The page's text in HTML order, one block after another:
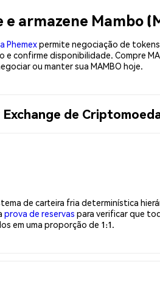
e armazene Mambo
Phemexpermite negociação de tokens
confirme disponibilidade. Compre
ou manter sua MAMBO hoje.
de
de carteira fria determinística
prova de reservas para verificar que
em uma proporção de 1:1.